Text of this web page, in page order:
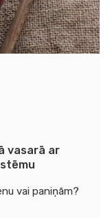
vasarā ar
vai paniņām?